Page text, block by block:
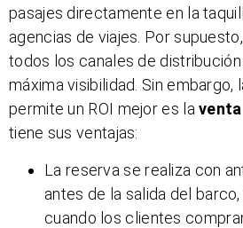
pasajes directamente en la
agencias de viajes. Por
todos los canales de
máxima visibilidad. Sin embargo,
permite un ROI mejor es la
tiene sus ventajas:
La reserva se realiza con
antes de la salida del
cuando los clientes